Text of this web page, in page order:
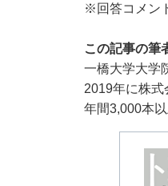
※回答コメン
この記事の筆
一橋大学大学
2019年に株式
年間3,000本